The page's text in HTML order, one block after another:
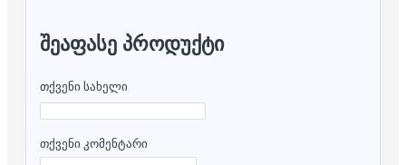
ᲨᲔᲐᲤᲐᲡᲔ ᲞᲠᲝᲓᲣᲥᲢᲘ
თქვენი სახელი
თქვენი კომენტარი